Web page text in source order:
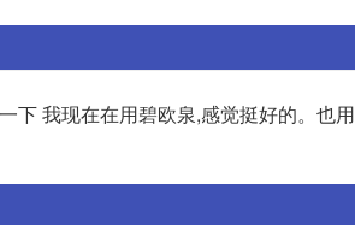
下 我现在在用碧欧泉,感觉挺好的。也用